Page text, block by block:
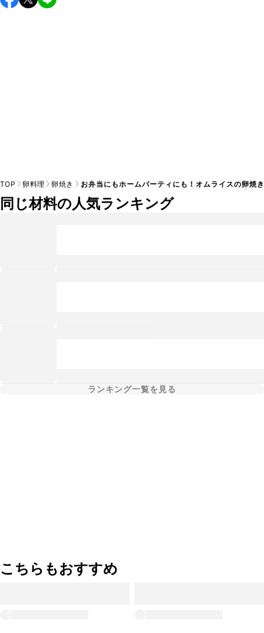
し上がりください。
TOP 卵料理 卵焼き お弁当にもホームパーティにも！オムライスの卵焼き
同じ材料の人気ランキング
ランキング一覧を見る
こちらもおすすめ